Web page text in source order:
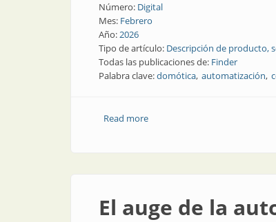
Número: Digital
Mes: Febrero
Año:2026
Tipo de artículo: Descripción de producto,
Todas las publicaciones de: Finder
Palabra clave:domótica automatización
Read moreabout Un relé programable con
El auge de la